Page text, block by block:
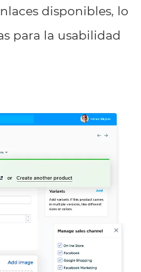
disponibles, lo
para la usabilidad